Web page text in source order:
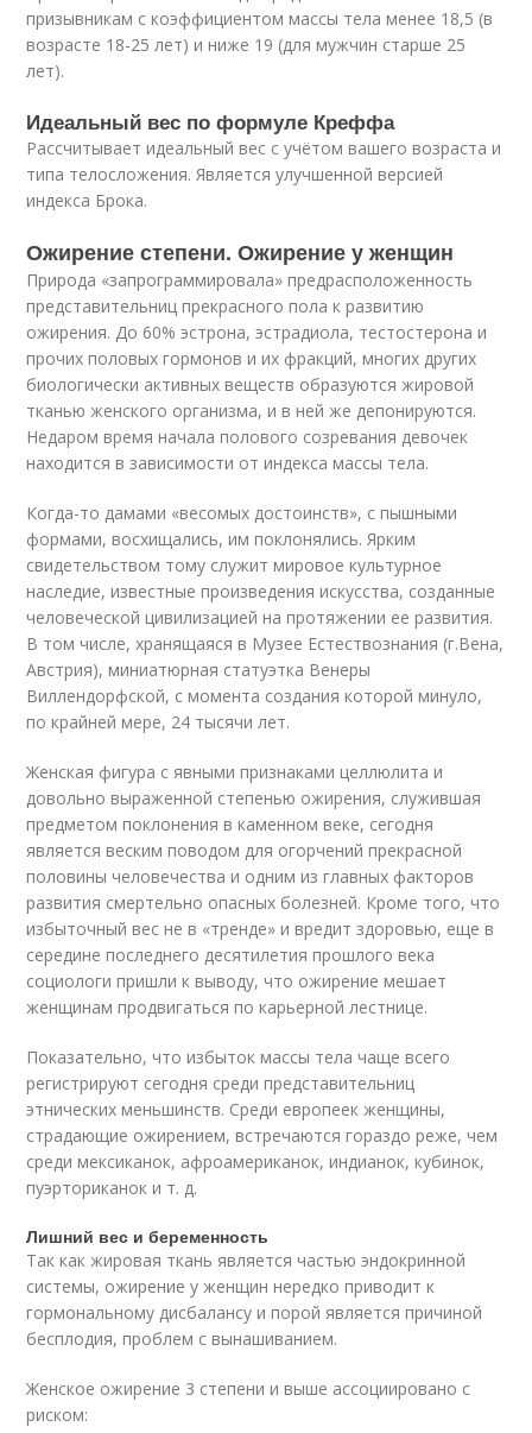
призывникам с коэффициентом массы тела менее 18,5 (в
возрасте 18-25 лет) и ниже 19 (для мужчин старше 25
лет).
Идеальный вес по формуле Креффа
Рассчитывает идеальный вес с учётом вашего возраста и
типа телосложения. Является улучшенной версией
индекса Брока.
Ожирение степени. Ожирение у женщин
Природа «запрограммировала» предрасположенность
представительниц прекрасного пола к развитию
ожирения. До 60% эстрона, эстрадиола, тестостерона и
прочих половых гормонов и их фракций, многих других
биологически активных веществ образуются жировой
тканью женского организма, и в ней же депонируются.
Недаром время начала полового созревания девочек
находится в зависимости от индекса массы тела.
Когда-то дамами «весомых достоинств», с пышными
формами, восхищались, им поклонялись. Ярким
свидетельством тому служит мировое культурное
наследие, известные произведения искусства, созданные
человеческой цивилизацией на протяжении ее развития.
В том числе, хранящаяся в Музее Естествознания (г.Вена,
Австрия), миниатюрная статуэтка Венеры
Виллендорфской, с момента создания которой минуло,
по крайней мере, 24 тысячи лет.
Женская фигура с явными признаками целлюлита и
довольно выраженной степенью ожирения, служившая
предметом поклонения в каменном веке, сегодня
является веским поводом для огорчений прекрасной
половины человечества и одним из главных факторов
развития смертельно опасных болезней. Кроме того, что
избыточный вес не в «тренде» и вредит здоровью, еще в
середине последнего десятилетия прошлого века
социологи пришли к выводу, что ожирение мешает
женщинам продвигаться по карьерной лестнице.
Показательно, что избыток массы тела чаще всего
регистрируют сегодня среди представительниц
этнических меньшинств. Среди европеек женщины,
страдающие ожирением, встречаются гораздо реже, чем
среди мексиканок, афроамериканок, индианок, кубинок,
пуэрториканок и т. д.
Лишний вес и беременность
Так как жировая ткань является частью эндокринной
системы, ожирение у женщин нередко приводит к
гормональному дисбалансу и порой является причиной
бесплодия, проблем с вынашиванием.
Женское ожирение 3 степени и выше ассоциировано с
риском: